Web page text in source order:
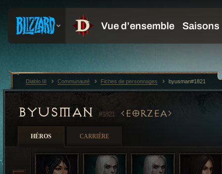
BYUSMAN#1821 EORZEA
HÉROS CARRIÈRE
Diablo III Communauté Fiches de personnages byusman#1821